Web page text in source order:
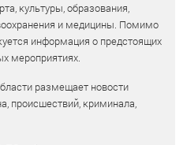
культуры, образования,
и медицины. Помимо
информация о предстоящих
мероприятиях.
размещает новости
происшествий, криминала,